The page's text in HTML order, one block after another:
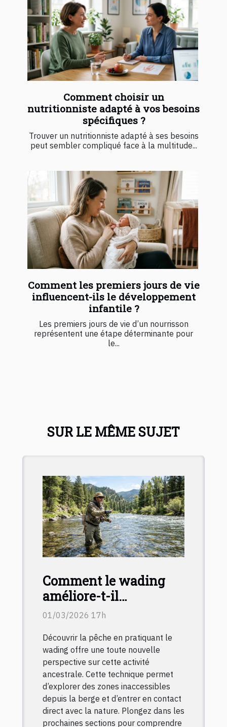
Comment choisir un
nutritionniste adapté à vos besoins
spécifiques ?
Trouver un nutritionniste adapté à ses besoins
peut sembler compliqué face à la multitude...
Comment les premiers jours de vie
influencent-ils le développement
infantile ?
Les premiers jours de vie d’un nourrisson
représentent une étape déterminante pour
le...
SUR LE MÊME SUJET
Comment le wading
améliore-t-il
l'expérience de la
01/03/2026 17h
Découvrir la pêche en pratiquant le
wading offre une toute nouvelle
perspective sur cette activité
ancestrale. Cette technique permet
d’explorer des zones inaccessibles
depuis la berge et d’entrer en contact
direct avec la nature. Plongez dans les
prochaines sections pour comprendre